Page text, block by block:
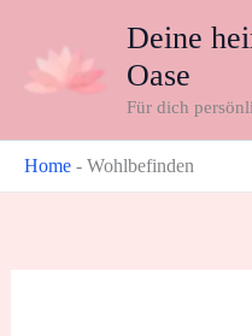
springen
Deine
Oase
Für dich
Home - Wohlbefinden